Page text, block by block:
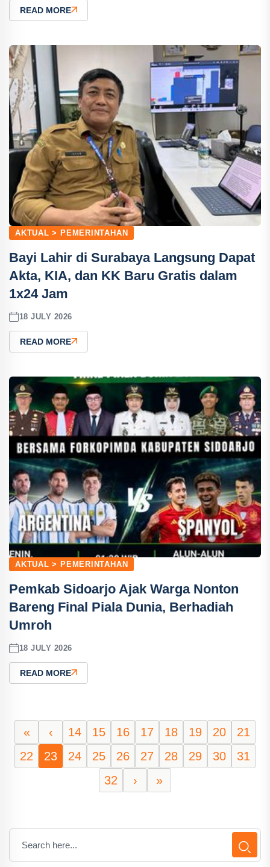
READ MORE
AKTUAL > PEMERINTAHAN
Bayi Lahir di Surabaya Langsung Dapat
Akta, KIA, dan KK Baru Gratis dalam
1x24 Jam
18 JULY 2026
READ MORE
AKTUAL > PEMERINTAHAN
Pemkab Sidoarjo Ajak Warga Nonton
Bareng Final Piala Dunia, Berhadiah
Umroh
18 JULY 2026
READ MORE
« ‹ 14 15 16 17 18 19 20
21
22
23 24 25 26 27 28 29 30
31
32
› »